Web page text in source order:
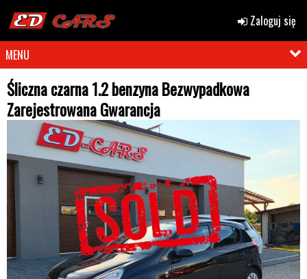
Zaloguj się
MENU
Śliczna czarna 1.2 benzyna Bezwypadkowa
Zarejestrowana Gwarancja